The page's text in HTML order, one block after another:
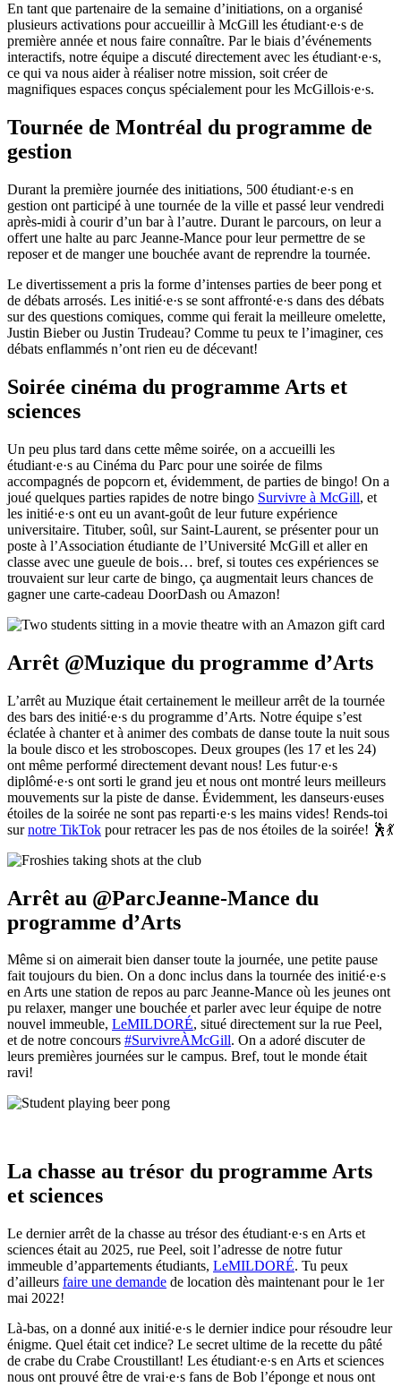
En tant que partenaire de la semaine d’initiations, on a organisé
plusieurs activations pour accueillir à McGill les étudiant·e·s de
première année et nous faire connaître. Par le biais d’événements
interactifs, notre équipe a discuté directement avec les étudiant·e·s,
ce qui va nous aider à réaliser notre mission, soit créer de
magnifiques espaces conçus spécialement pour les McGillois·e·s.
Tournée de Montréal du programme de
gestion
Durant la première journée des initiations, 500 étudiant·e·s en
gestion ont participé à une tournée de la ville et passé leur vendredi
après-midi à courir d’un bar à l’autre. Durant le parcours, on leur a
offert une halte au parc Jeanne-Mance pour leur permettre de se
reposer et de manger une bouchée avant de reprendre la tournée.
Le divertissement a pris la forme d’intenses parties de beer pong et
de débats arrosés. Les initié·e·s se sont affronté·e·s dans des débats
sur des questions comiques, comme qui ferait la meilleure omelette,
Justin Bieber ou Justin Trudeau? Comme tu peux te l’imaginer, ces
débats enflammés n’ont rien eu de décevant!
Soirée cinéma du programme Arts et
sciences
Un peu plus tard dans cette même soirée, on a accueilli les
étudiant·e·s au Cinéma du Parc pour une soirée de films
accompagnés de popcorn et, évidemment, de parties de bingo! On a
joué quelques parties rapides de notre bingo Survivre à McGill, et
les initié·e·s ont eu un avant-goût de leur future expérience
universitaire. Tituber, soûl, sur Saint-Laurent, se présenter pour un
poste à l’Association étudiante de l’Université McGill et aller en
classe avec une gueule de bois… bref, si toutes ces expériences se
trouvaient sur leur carte de bingo, ça augmentait leurs chances de
gagner une carte-cadeau DoorDash ou Amazon!
Arrêt @Muzique du programme d’Arts
L’arrêt au Muzique était certainement le meilleur arrêt de la tournée
des bars des initié·e·s du programme d’Arts. Notre équipe s’est
éclatée à chanter et à animer des combats de danse toute la nuit sous
la boule disco et les stroboscopes. Deux groupes (les 17 et les 24)
ont même performé directement devant nous! Les futur·e·s
diplômé·e·s ont sorti le grand jeu et nous ont montré leurs meilleurs
mouvements sur la piste de danse. Évidemment, les danseurs·euses
étoiles de la soirée ne sont pas reparti·e·s les mains vides! Rends-toi
surnotre TikTok pour retracer les pas de nos étoiles de la soirée! 🕺💃
Arrêt au @ParcJeanne-Mance du
programme d’Arts
Même si on aimerait bien danser toute la journée, une petite pause
fait toujours du bien. On a donc inclus dans la tournée des initié·e·s
en Arts une station de repos au parc Jeanne-Mance où les jeunes ont
pu relaxer, manger une bouchée et parler avec leur équipe de notre
nouvel immeuble, LeMILDORÉ, situé directement sur la rue Peel,
et de notre concours #SurvivreÀMcGill. On a adoré discuter de
leurs premières journées sur le campus. Bref, tout le monde était
ravi!
La chasse au trésor du programme Arts
et sciences
Le dernier arrêt de la chasse au trésor des étudiant·e·s en Arts et
sciences était au 2025, rue Peel, soit l’adresse de notre futur
immeuble d’appartements étudiants, LeMILDORÉ. Tu peux
d’ailleurs faire une demande de location dès maintenant pour le 1er
mai 2022!
Là-bas, on a donné aux initié·e·s le dernier indice pour résoudre leur
énigme. Quel était cet indice? Le secret ultime de la recette du pâté
de crabe du Crabe Croustillant! Les étudiant·e·s en Arts et sciences
nous ont prouvé être de vrai·e·s fans de Bob l’éponge et nous ont